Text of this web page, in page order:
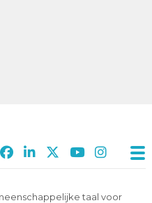
taal voor